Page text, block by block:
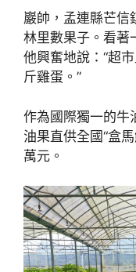
巖帥，孟連縣芒信
林里數果子。看著
他興奮地說：“超
斤雞蛋。”
作為國際獨一的牛
油果直供全國“盒
萬元。